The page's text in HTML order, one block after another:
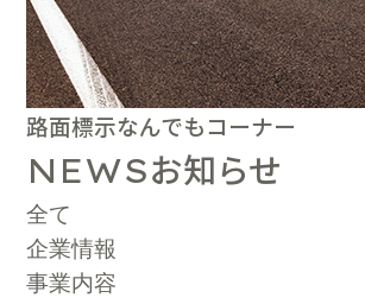
路面標示なんでもコーナー
NEWSお知らせ
全て
企業情報
事業内容